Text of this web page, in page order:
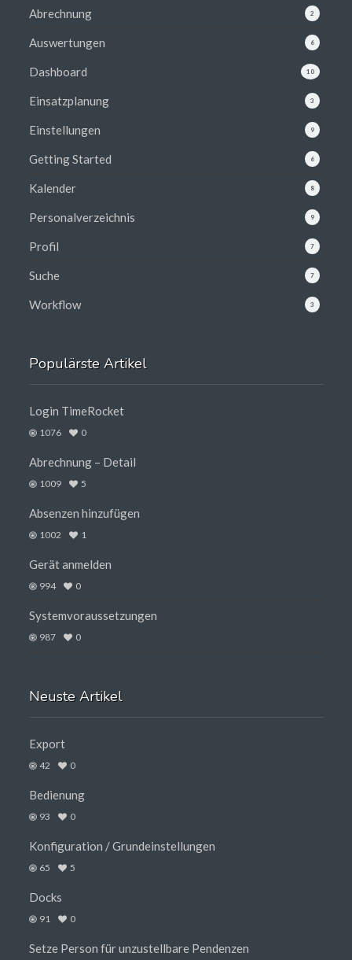
2
Abrechnung
6
Auswertungen
10
Dashboard
3
Einsatzplanung
9
Einstellungen
6
Getting Started
8
Kalender
9
Personalverzeichnis
7
Profil
7
Suche
3
Workflow
Populärste Artikel
Login TimeRocket
1076 0
Abrechnung – Detail
1009 5
Absenzen hinzufügen
1002 1
Gerät anmelden
994 0
Systemvoraussetzungen
987 0
Neuste Artikel
Export
42 0
Bedienung
93 0
Konfiguration / Grundeinstellungen
65 5
Docks
91 0
Setze Person für unzustellbare Pendenzen